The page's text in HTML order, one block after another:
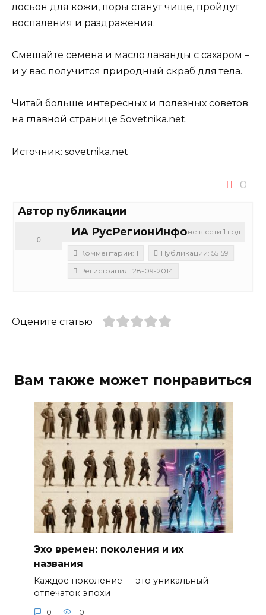
лосьон для кожи, поры станут чище, пройдут
воспаления и раздражения.
Смешайте семена и масло лаванды с сахаром –
и у вас получится природный скраб для тела.
Читай больше интересных и полезных советов
на главной странице Sovetnika.net.
Источник: sovetnika.net
0
Автор публикации
не в сети 1 год
ИА РусРегионИнфо
0
Комментарии: 1
Публикации: 55159
Регистрация: 28-09-2014
Оцените статью
Вам также может понравиться
Эхо времен: поколения и их
названия
Каждое поколение — это уникальный
отпечаток эпохи
0 10